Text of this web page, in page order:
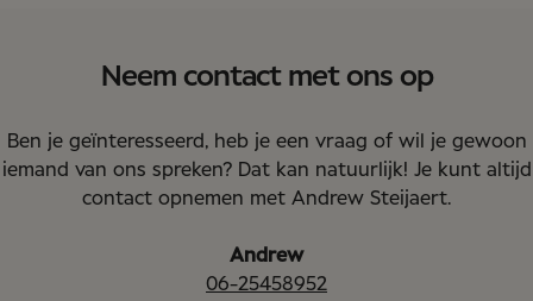
Neem contact met ons op
Ben je geïnteresseerd, heb je een vraag of wil je gewoon
iemand van ons spreken? Dat kan natuurlijk! Je kunt altijd
contact opnemen met Andrew Steijaert.
Andrew
06-25458952